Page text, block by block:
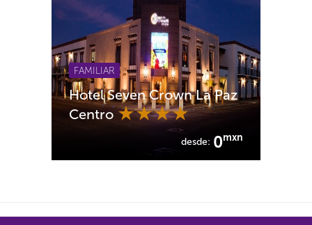
FAMILIAR
Hotel Seven Crown La Paz
Centro
desde: 0mxn